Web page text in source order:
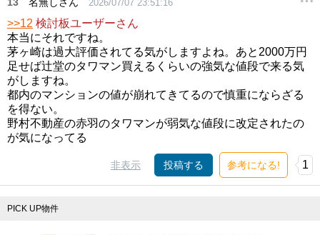
2026/07/07 23:51:16
>>12 検討板ユーザーさん
本当にそれですね。
茅ヶ崎は過大評価されてる気がしますよね。あと2000万円
足せば辻堂のタワマン買えるくらいの強気な値段で来る気
がしますね。
都内のマンションの値が崩れてきてるので慎重にならざる
を得ない。
野村不動産の赤羽のタワマンが弱気な値段に改定されたの
が気になってる
非表示 投稿する 参考になる! 1
PICK UP物件